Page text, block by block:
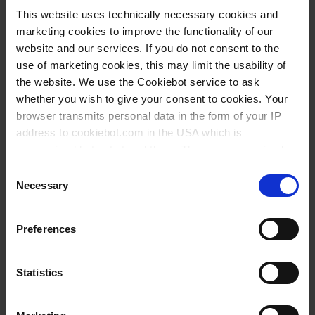
This website uses technically necessary cookies and
marketing cookies to improve the functionality of our
website and our services. If you do not consent to the
use of marketing cookies, this may limit the usability of
the website. We use the Cookiebot service to ask
whether you wish to give your consent to cookies. Your
browser transmits personal data in the form of your IP
address to cookiebot.com in the USA which is
follow your cookie preferences for future page visits. The
privacy level in the USA does not correspond to EU
standards, and it cannot be excluded that US authorities
access your data on US servers.
For more information on cookies and the use of your
Selection
Necessary
Preferences
Statistics
eingehalten.
Es werden grundsätzlich keine Personen
unterhalb des jeweiligen, gesetzlichen
Mindestalters für Arbeitnehmer beschäftigt.
Die Chancengleichheit und Gleichbehandlung
der eigenen Mitarbeiterinnen und Mitarbeiter
wird uneingeschränkt gefördert – ungeachtet
Weltanschauung, etwaigen Behinderungen,
Die persönliche Würde, Privatsphäre und
Persönlichkeitsrechte jedes Einzelnen werden
vorbehaltslos geachtet.